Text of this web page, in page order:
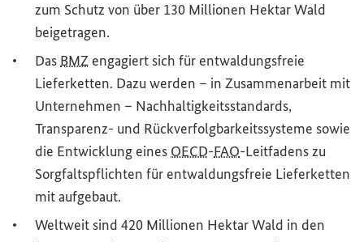
zum Schutz von über 130 Millionen Hektar Wald
beigetragen.
Das BMZ engagiert sich für entwaldungsfreie
Lieferketten. Dazu werden – in Zusammenarbeit mit
Unternehmen – Nachhaltigkeitsstandards,
Transparenz- und Rückverfolgbarkeitssysteme sowie
die Entwicklung eines OECD-FAO-Leitfadens zu
Sorgfaltspflichten für entwaldungsfreie Lieferketten
mit aufgebaut.
Weltweit sind 420 Millionen Hektar Wald in den